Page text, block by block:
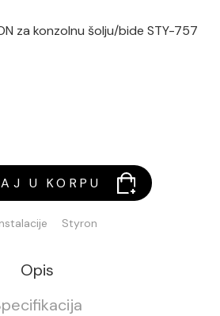
za konzolnu šolju/bide STY-757
U KORPU
Styron
Opis